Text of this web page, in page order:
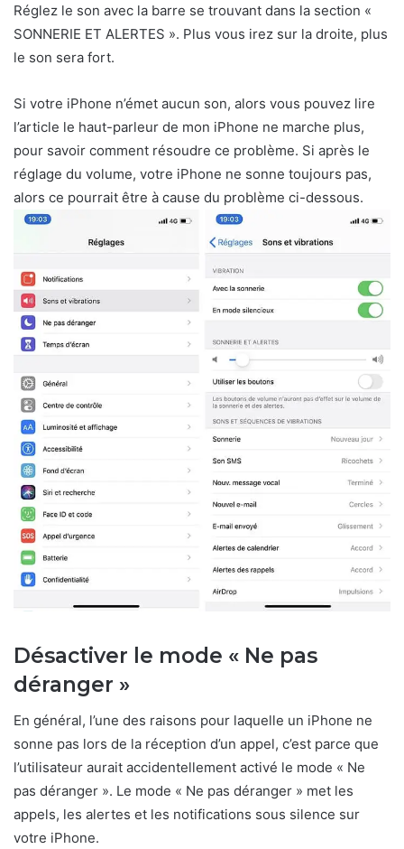
Réglez le son avec la barre se trouvant dans la section «
SONNERIE ET ALERTES ». Plus vous irez sur la droite, plus
le son sera fort.
Si votre iPhone n’émet aucun son, alors vous pouvez lire
l’article le haut-parleur de mon iPhone ne marche plus,
pour savoir comment résoudre ce problème. Si après le
réglage du volume, votre iPhone ne sonne toujours pas,
alors ce pourrait être à cause du problème ci-dessous.
Désactiver le mode « Ne pas
déranger »
En général, l’une des raisons pour laquelle un iPhone ne
sonne pas lors de la réception d’un appel, c’est parce que
l’utilisateur aurait accidentellement activé le mode « Ne
pas déranger ». Le mode « Ne pas déranger » met les
appels, les alertes et les notifications sous silence sur
votre iPhone.